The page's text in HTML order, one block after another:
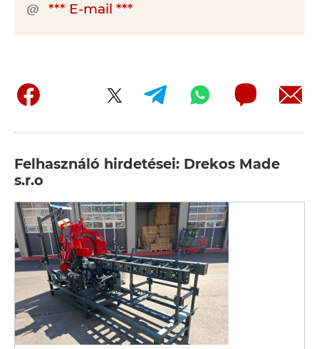
*** E-mail ***
Felhasználó hirdetései: Drekos Made
s.r.o